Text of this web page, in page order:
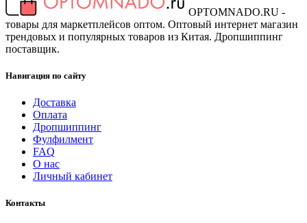
OPTOMNADO.RU -
товары для маркетплейсов оптом. Оптовый интернет магазин
трендовых и популярных товаров из Китая. Дропшиппинг
поставщик.
Навигация по сайту
Доставка
Оплата
Дропшиппинг
Фулфилмент
FAQ
О нас
Личный кабинет
Контакты